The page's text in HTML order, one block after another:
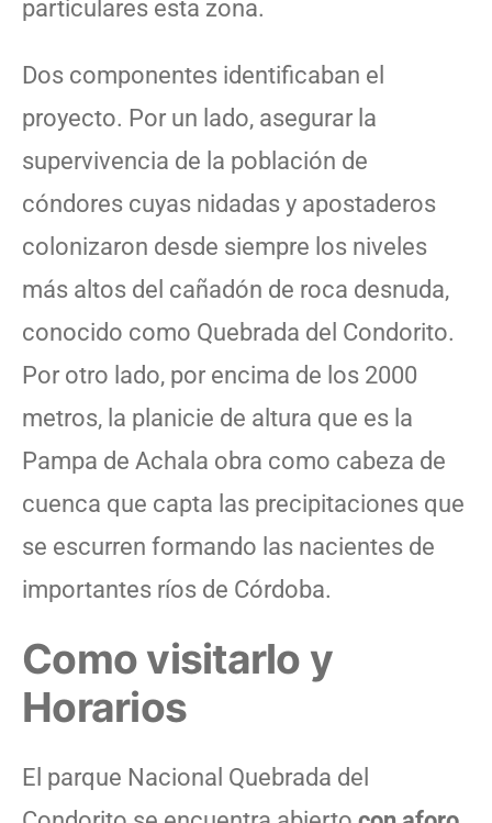
particulares esta zona.
Dos componentes identificaban el
proyecto. Por un lado, asegurar la
supervivencia de la población de
cóndores cuyas nidadas y apostaderos
colonizaron desde siempre los niveles
más altos del cañadón de roca desnuda,
conocido como Quebrada del Condorito.
Por otro lado, por encima de los 2000
metros, la planicie de altura que es la
Pampa de Achala obra como cabeza de
cuenca que capta las precipitaciones que
se escurren formando las nacientes de
importantes ríos de Córdoba.
Como visitarlo y
Horarios
El parque Nacional Quebrada del